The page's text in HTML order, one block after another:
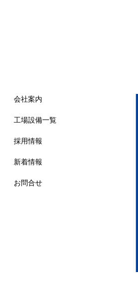
会社案内
工場設備一覧
採用情報
新着情報
お問合せ